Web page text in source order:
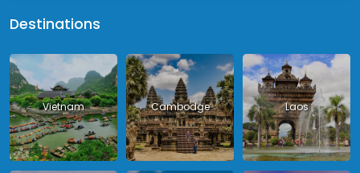
Destinations
Vietnam Cambodge Laos